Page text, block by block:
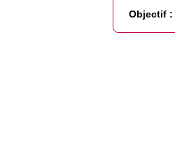
Objectif :